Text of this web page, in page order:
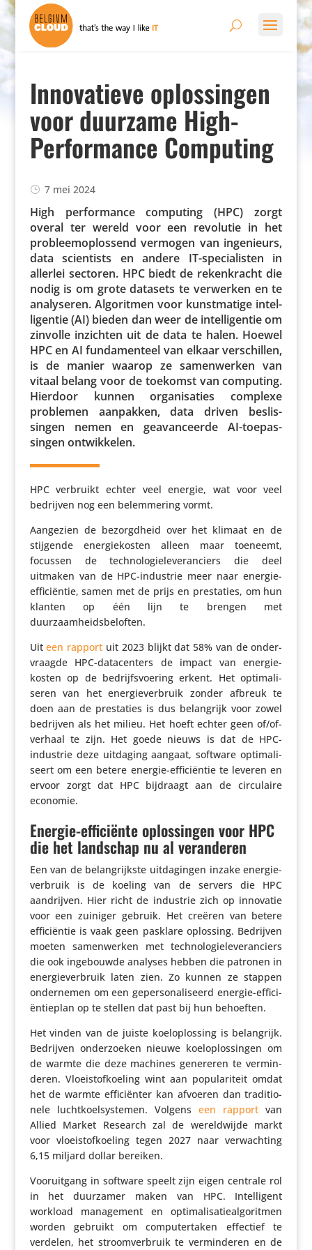
Innovatieve oplossingen
voor duurzame High-
Performance Computing
7 mei 2024
High perfor­mance computing (HPC) zorgt
overal ter wereld voor een revolutie in het
probleem­op­los­send vermogen van inge­ni­eurs,
data scien­tists en andere IT-speci­a­listen in
allerlei sectoren. HPC biedt de reken­kracht die
nodig is om grote datasets te verwerken en te
analy­seren. Algo­ritmen voor kunst­ma­tige intel­
li­gentie (AI) bieden dan weer de intel­li­gentie om
zinvolle inzichten uit de data te halen. Hoewel
HPC en AI funda­men­teel van elkaar verschillen,
is de manier waarop ze samen­werken van
vitaal belang voor de toekomst van computing.
Hierdoor kunnen orga­ni­sa­ties complexe
problemen aanpakken, data driven beslis­
singen nemen en geavan­ceerde AI-toepas­
singen ontwikkelen.
HPC verbruikt echter veel energie, wat voor veel
bedrijven nog een belem­me­ring vormt.
Aangezien de bezorgd­heid over het klimaat en de
stijgende ener­gie­kosten alleen maar toeneemt,
focussen de tech­no­lo­gie­le­ve­ran­ciers die deel
uitmaken van de HPC-industrie meer naar energie-
effi­ci­ëntie, samen met de prijs en pres­ta­ties, om hun
klanten op één lijn te brengen met
duurzaamheidsbeloften.
Uiteen rapport uit 2023 blijkt dat 58% van de onder­
vraagde HPC-data­cen­ters de impact van ener­gie­
kosten op de bedrijfs­voe­ring erkent. Het opti­ma­li­
seren van het ener­gie­ver­bruik zonder afbreuk te
doen aan de pres­ta­ties is dus belang­rijk voor zowel
bedrijven als het milieu. Het hoeft echter geen of/of-
verhaal te zijn. Het goede nieuws is dat de HPC-
industrie deze uitdaging aangaat, software opti­ma­li­
seert om een betere energie-effi­ci­ëntie te leveren en
ervoor zorgt dat HPC bijdraagt aan de circu­laire
economie.
Energie-efficiënte oplossingen voor HPC
die het landschap nu al veranderen
Een van de belang­rijkste uitda­gingen inzake ener­gie­
ver­bruik is de koeling van de servers die HPC
aandrijven. Hier richt de industrie zich op innovatie
voor een zuiniger gebruik. Het creëren van betere
effi­ci­ëntie is vaak geen pasklare oplossing. Bedrijven
moeten samen­werken met tech­no­lo­gie­le­ve­ran­ciers
die ook inge­bouwde analyses hebben die patronen in
ener­gie­ver­bruik laten zien. Zo kunnen ze stappen
onder­nemen om een geper­so­na­li­seerd energie-effi­ci­
ën­tie­plan op te stellen dat past bij hun behoeften.
Het vinden van de juiste koel­o­p­los­sing is belang­rijk.
Bedrijven onder­zoeken nieuwe koel­o­p­los­singen om
de warmte die deze machines genereren te vermin­
deren. Vloei­stof­koe­ling wint aan popu­la­ri­teit omdat
het de warmte effi­ci­ënter kan afvoeren dan tradi­ti­o­
nele lucht­koel­sys­temen. Volgenseen rapport van
Allied Market Research zal de wereld­wijde markt
voor vloei­stof­koe­ling tegen 2027 naar verwach­ting
6,15 miljard dollar bereiken.
Voor­uit­gang in software speelt zijn eigen centrale rol
in het duurzamer maken van HPC. Intel­li­gent
workload mana­ge­ment en opti­ma­li­sa­tie­al­go­ritmen
worden gebruikt om compu­ter­taken effectief te
verdelen, het stroom­ver­bruik te vermin­deren en de